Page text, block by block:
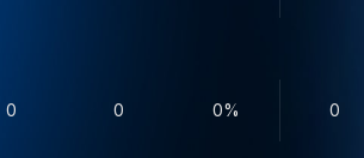
0 0 0% 0